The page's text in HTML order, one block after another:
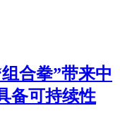
合拳”带来中
备可持续性